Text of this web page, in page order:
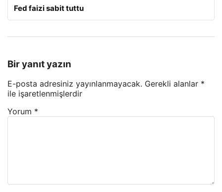
Fed faizi sabit tuttu
Bir yanıt yazın
E-posta adresiniz yayınlanmayacak. Gerekli alanlar *
ile işaretlenmişlerdir
Yorum *